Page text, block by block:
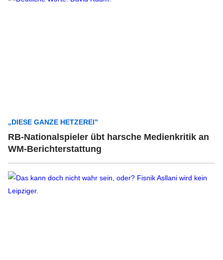
„DIESE GANZE HETZEREI”
RB-Nationalspieler übt harsche Medienkritik an
WM-Berichterstattung